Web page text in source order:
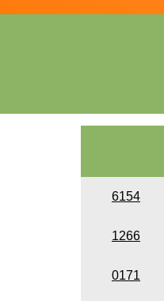
6154
1266
0171